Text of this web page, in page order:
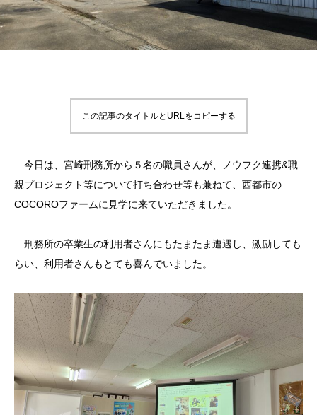
この記事のタイトルとURLをコピーする
今日は、宮崎刑務所から５名の職員さんが、ノウフク連携&職
親プロジェクト等について打ち合わせ等も兼ねて、西都市の
COCOROファームに見学に来ていただきました。
刑務所の卒業生の利用者さんにもたまたま遭遇し、激励しても
らい、利用者さんもとても喜んでいました。